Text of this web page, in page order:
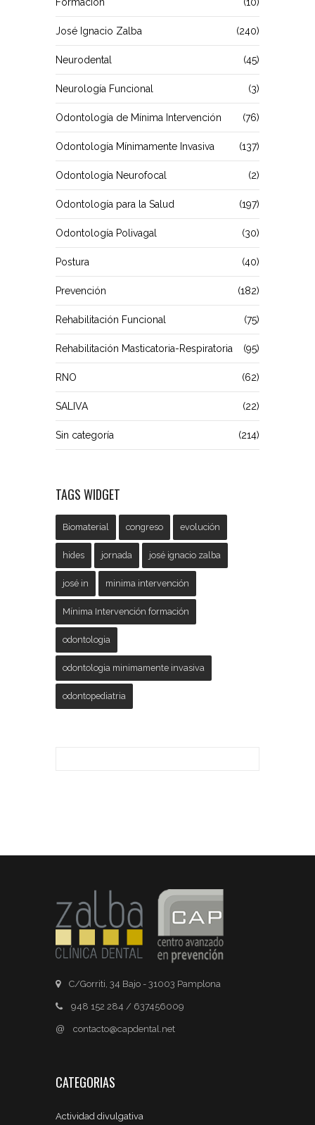
Formación (10)
José Ignacio Zalba (240)
Neurodental (45)
Neurología Funcional (3)
Odontología de Mínima Intervención (76)
Odontología Mínimamente Invasiva (137)
Odontología Neurofocal (2)
Odontología para la Salud (197)
Odontología Polivagal (30)
Postura (40)
Prevención (182)
Rehabilitación Funcional (75)
Rehabilitación Masticatoria-Respiratoria (95)
RNO (62)
SALIVA (22)
Sin categoría (214)
TAGS WIDGET
Biomaterial congreso evolución
hides jornada josé ignacio zalba
josé in minima intervención
Mínima Intervención formación
odontologia
odontologia minimamente invasiva
odontopediatria
C/Gorriti, 34 Bajo - 31003 Pamplona
948 152 284 / 637456009
@ contacto@capdental.net
CATEGORIAS
Actividad divulgativa